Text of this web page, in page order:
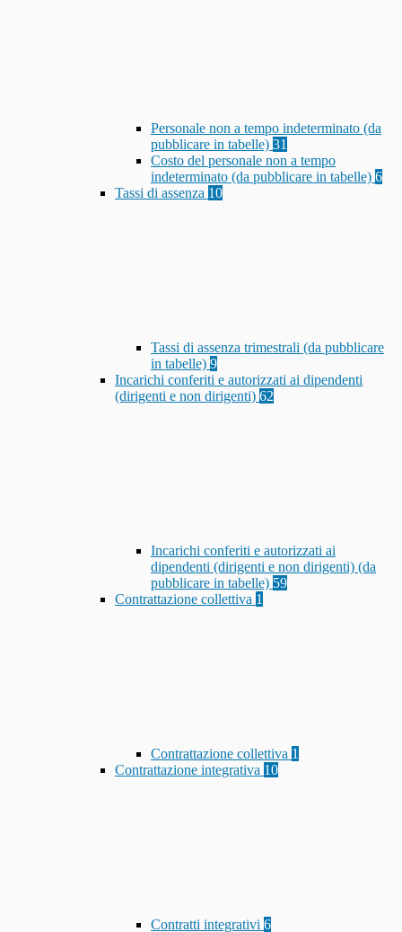
Personale non a tempo indeterminato (da
pubblicare in tabelle) 31
Costo del personale non a tempo
indeterminato (da pubblicare in tabelle) 6
Tassi di assenza 10
Tassi di assenza trimestrali (da pubblicare
in tabelle) 9
Incarichi conferiti e autorizzati ai dipendenti
(dirigenti e non dirigenti) 62
Incarichi conferiti e autorizzati ai
dipendenti (dirigenti e non dirigenti) (da
pubblicare in tabelle) 59
Contrattazione collettiva 1
Contrattazione collettiva 1
Contrattazione integrativa 10
Contratti integrativi 6